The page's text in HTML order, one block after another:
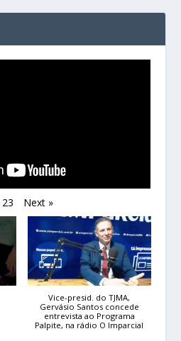
23 Next »
Vice-presid. do TJMA,
Gervásio Santos concede
entrevista ao Programa
Palpite, na rádio O Imparcial